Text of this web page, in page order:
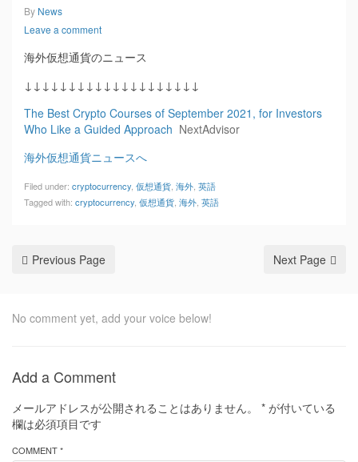
By News
Leave a comment
海外仮想通貨のニュース
↓↓↓↓↓↓↓↓↓↓↓↓↓↓↓↓↓↓↓↓
The Best Crypto Courses of September 2021, for Investors
Who Like a Guided Approach NextAdvisor
海外仮想通貨ニュースへ
Filed under: cryptocurrency 仮想通貨 海外 英語
Tagged with: cryptocurrency 仮想通貨 海外 英語
Previous Page Next Page
No comment yet, add your voice below!
Add a Comment
メールアドレスが公開されることはありません。 * が付いている
欄は必須項目です
COMMENT *